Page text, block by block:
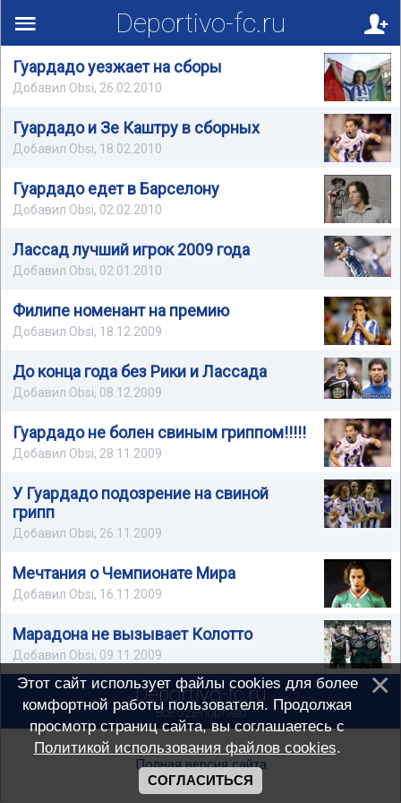
Вверх!
Deportivo-fc.ru
Гуардадо уезжает на сборы
Добавил Obsi, 26.02.2010
Гуардадо и Зе Каштру в сборных
Добавил Obsi, 18.02.2010
Гуардадо едет в Барселону
Добавил Obsi, 02.02.2010
Лассад лучший игрок 2009 года
Добавил Obsi, 02.01.2010
Филипе номенант на премию
Добавил Obsi, 18.12.2009
До конца года без Рики и Лассада
Добавил Obsi, 08.12.2009
Гуардадо не болен свиным гриппом!!!!!
Добавил Obsi, 28.11.2009
У Гуардадо подозрение на свиной
грипп
Добавил Obsi, 26.11.2009
Мечтания о Чемпионате Мира
Добавил Obsi, 16.11.2009
Марадона не вызывает Колотто
Добавил Obsi, 09.11.2009
Deportivo-fc.ru
Всё о Депортиво
Полная версия сайта
Этот сайт использует файлы cookies для более
комфортной работы пользователя. Продолжая
просмотр страниц сайта, вы соглашаетесь с
Политикой использования файлов cookies.
СОГЛАСИТЬСЯ